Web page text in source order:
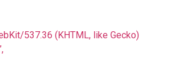
537.36 (KHTML, like Gecko)